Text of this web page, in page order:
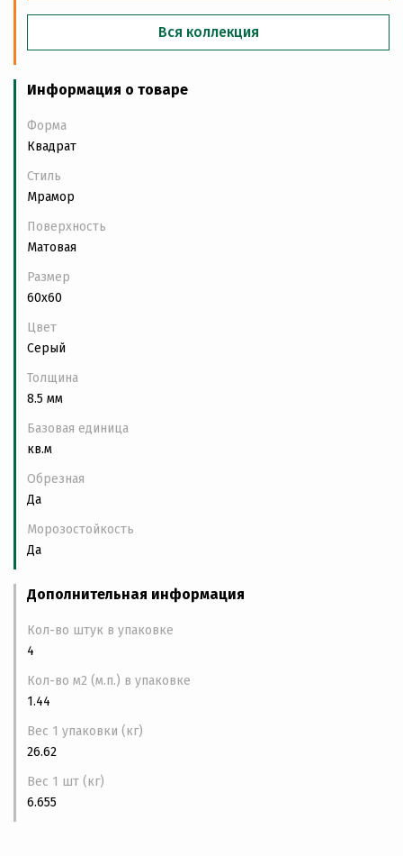
Вся коллекция
Информация о товаре
Форма
Квадрат
Стиль
Мрамор
Поверхность
Матовая
Размер
60x60
Цвет
Серый
Толщина
8.5 мм
Базовая единица
кв.м
Обрезная
Да
Морозостойкость
Да
Дополнительная информация
Кол-во штук в упаковке
4
Кол-во м2 (м.п.) в упаковке
1.44
Вес 1 упаковки (кг)
26.62
Вес 1 шт (кг)
6.655